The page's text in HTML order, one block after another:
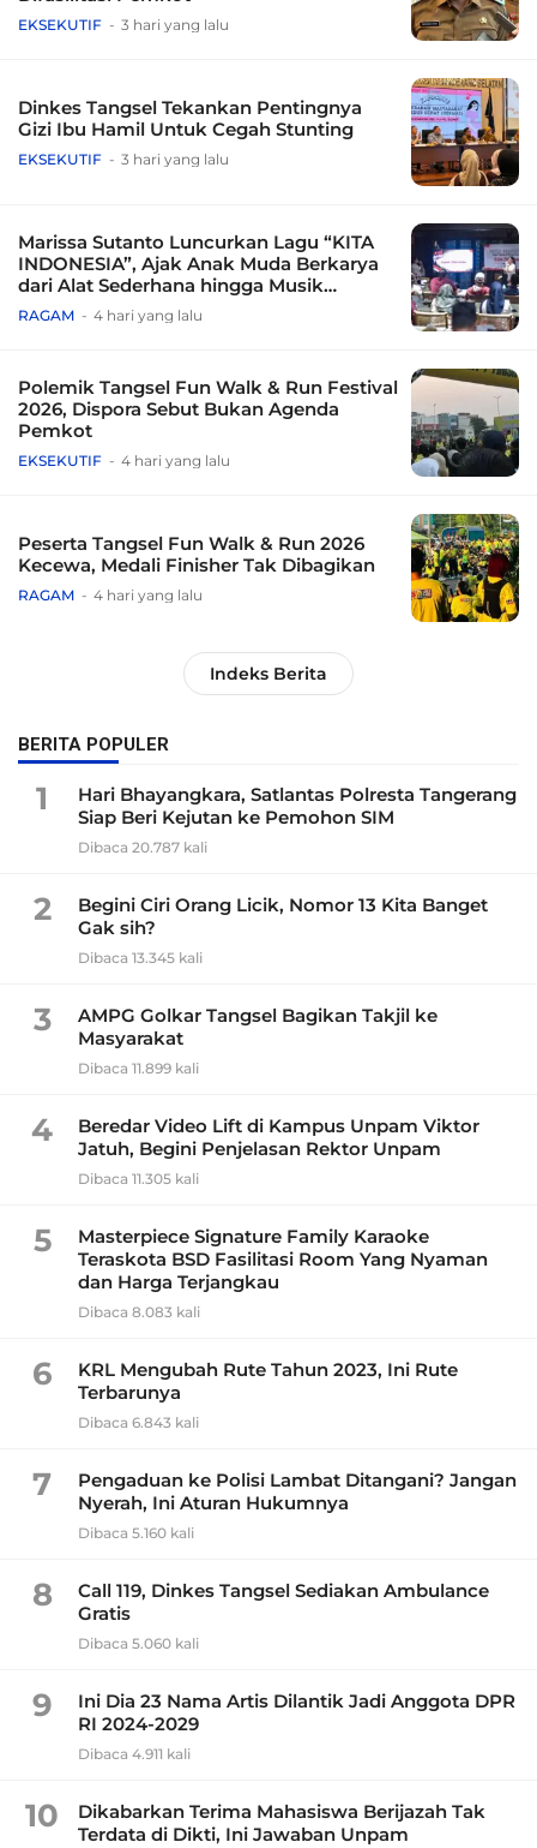
EKSEKUTIF 3 hari yang lalu
Dinkes Tangsel Tekankan Pentingnya
Gizi Ibu Hamil Untuk Cegah Stunting
EKSEKUTIF 3 hari yang lalu
Marissa Sutanto Luncurkan Lagu “KITA
INDONESIA”, Ajak Anak Muda Berkarya
dari Alat Sederhana hingga Musik
Tradisional
RAGAM 4 hari yang lalu
Polemik Tangsel Fun Walk & Run Festival
2026, Dispora Sebut Bukan Agenda
Pemkot
EKSEKUTIF 4 hari yang lalu
Peserta Tangsel Fun Walk & Run 2026
Kecewa, Medali Finisher Tak Dibagikan
RAGAM 4 hari yang lalu
Indeks Berita
BERITA POPULER
1
Hari Bhayangkara, Satlantas Polresta Tangerang
Siap Beri Kejutan ke Pemohon SIM
Dibaca 20.787 kali
2
Begini Ciri Orang Licik, Nomor 13 Kita Banget
Gak sih?
Dibaca 13.345 kali
3
AMPG Golkar Tangsel Bagikan Takjil ke
Masyarakat
Dibaca 11.899 kali
4
Beredar Video Lift di Kampus Unpam Viktor
Jatuh, Begini Penjelasan Rektor Unpam
Dibaca 11.305 kali
5
Masterpiece Signature Family Karaoke
Teraskota BSD Fasilitasi Room Yang Nyaman
dan Harga Terjangkau
Dibaca 8.083 kali
6
KRL Mengubah Rute Tahun 2023, Ini Rute
Terbarunya
Dibaca 6.843 kali
7
Pengaduan ke Polisi Lambat Ditangani? Jangan
Nyerah, Ini Aturan Hukumnya
Dibaca 5.160 kali
8
Call 119, Dinkes Tangsel Sediakan Ambulance
Gratis
Dibaca 5.060 kali
9
Ini Dia 23 Nama Artis Dilantik Jadi Anggota DPR
RI 2024-2029
Dibaca 4.911 kali
10
Dikabarkan Terima Mahasiswa Berijazah Tak
Terdata di Dikti, Ini Jawaban Unpam